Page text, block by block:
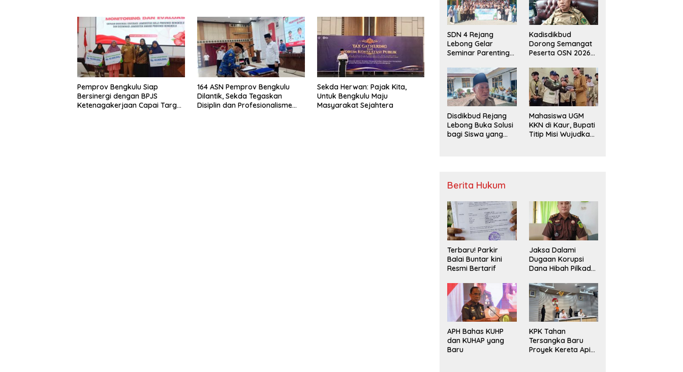
Sorotan
Pemprov Bengkulu Siap
Bersinergi dengan BPJS
Ketenagakerjaan Capai Target
164 ASN Pemprov Bengkulu
Dilantik, Sekda Tegaskan
Disiplin dan Profesionalisme
Sekda Herwan: Pajak Kita,
Untuk Bengkulu Maju
Masyarakat Sejahtera
SDN 4 Rejang
Lebong Gelar
Seminar Parenting
Bullying,
Kadisdikbud: Patut
Jadi Contoh
Kadisdikbud
Dorong Semangat
Peserta OSN 2026
Disdikbud Rejang
Lebong Buka Solusi
bagi Siswa yang
Mahasiswa UGM
KKN di Kaur, Bupati
Titip Misi Wujudkan
Berita Hukum
Terbaru! Parkir
Balai Buntar kini
Resmi Bertarif
Jaksa Dalami
Dugaan Korupsi
Dana Hibah Pilkada
Kaur
APH Bahas KUHP
dan KUHAP yang
Baru
KPK Tahan
Tersangka Baru
Proyek Kereta Api